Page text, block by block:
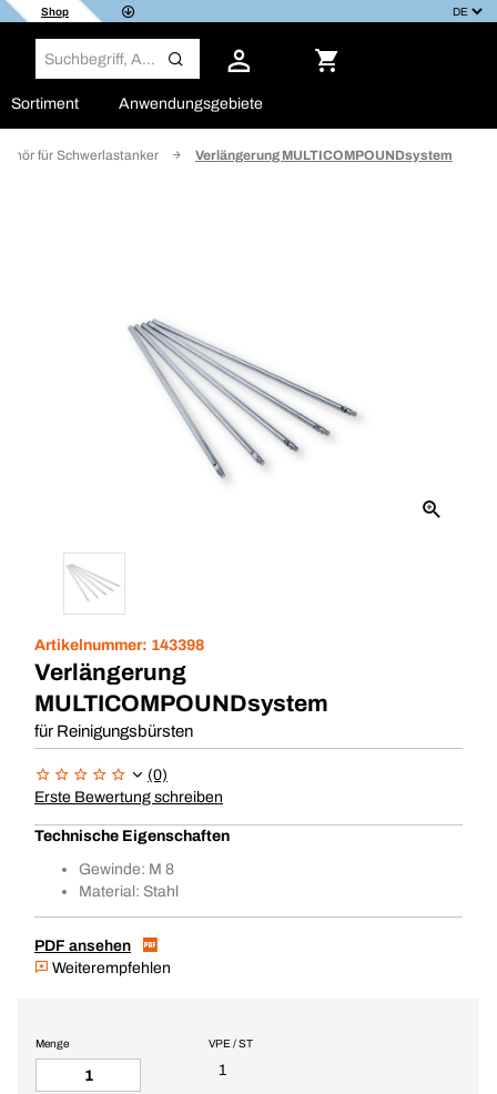
Shop
Sortiment Anwendungsgebiete
für Schwerlastanker Verlängerung MULTICOMPOUNDsystem
Artikelnummer: 143398
Verlängerung
MULTICOMPOUNDsystem
für Reinigungsbürsten
(0)
Erste Bewertung schreiben
Technische Eigenschaften
Gewinde: M 8
Material: Stahl
PDF ansehen
Weiterempfehlen
VPE / ST
1
Menge